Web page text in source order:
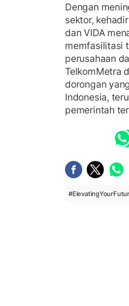
Dengan
sektor,
dan VIDA
memfasilitasi
perusahaan
TelkomMetra
dorongan
Indonesia,
pemerintah